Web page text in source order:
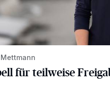
für teilweise